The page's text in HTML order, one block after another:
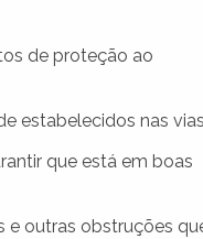
de proteção ao
estabelecidos nas
que está em boas
e outras obstruções